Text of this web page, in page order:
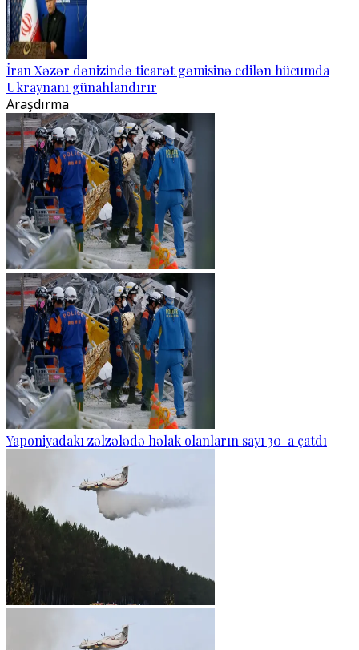
İran Xəzər dənizində ticarət gəmisinə edilən hücumda
Ukraynanı günahlandırır
Araşdırma
Yaponiyadakı zəlzələdə həlak olanların sayı 30-a çatdı